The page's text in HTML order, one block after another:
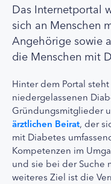
Das Internetportal
sich an Menschen
Angehörige sowie
die Menschen mit
Hinter dem Portal
niedergelassenen
Gründungsmitglieder
ärztlichen Beirat, der
mit Diabetes
Kompetenzen im
und sie bei der Suche
weiteres Ziel ist die